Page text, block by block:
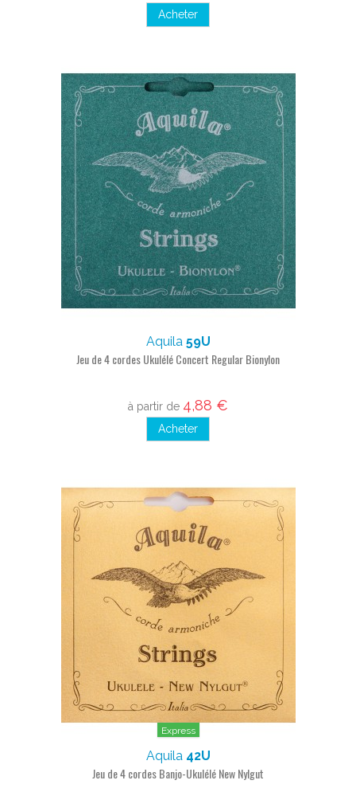
Acheter
Aquila 59U
Jeu de 4 cordes Ukulélé Concert Regular Bionylon
à partir de 4,88 €
Acheter
Express
Aquila 42U
Jeu de 4 cordes Banjo-Ukulélé New Nylgut